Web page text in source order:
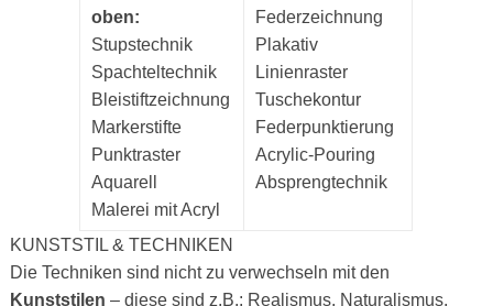
oben:
Stupstechnik
Spachteltechnik
Bleistiftzeichnung
Markerstifte
Punktraster
Aquarell
Malerei mit Acryl
Federzeichnung
Plakativ
Linienraster
Tuschekontur
Federpunktierung
Acrylic-Pouring
Absprengtechnik
KUNSTSTIL & TECHNIKEN
Die Techniken sind nicht zu verwechseln mit den
Kunststilen – diese sind z.B.: Realismus, Naturalismus,